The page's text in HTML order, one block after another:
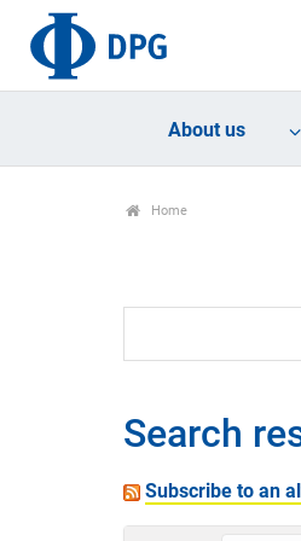
About us
Home
Search
Subscribe to an